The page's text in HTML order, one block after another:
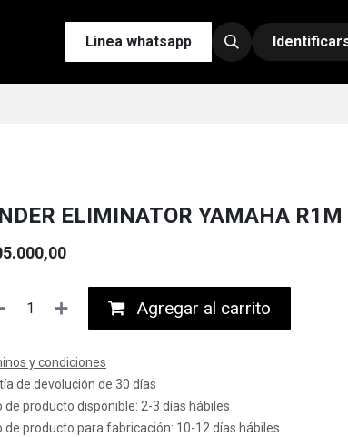
Esenciales Contáctenos Nuestras
Linea whatsapp
ELIMINATOR YAMAHA R1M
Agregar al carrito
y condiciones
de devolución de 30 días
de producto disponible: 2-3 días hábiles
de producto para fabricación: 10-12 días hábiles